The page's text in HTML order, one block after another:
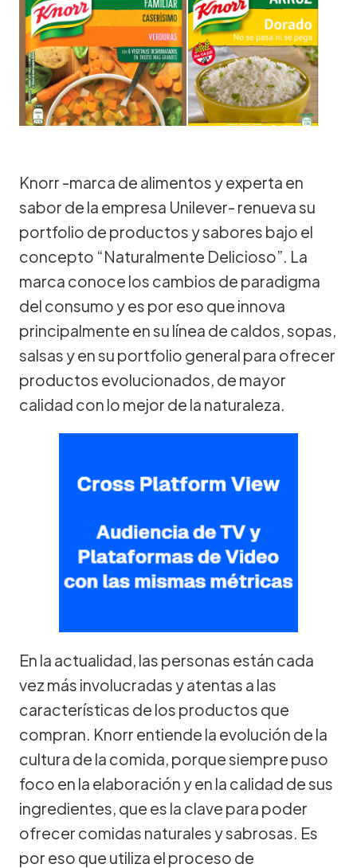
Knorr -marca de alimentos y experta en
sabor de la empresa Unilever- renueva su
portfolio de productos y sabores bajo el
concepto “Naturalmente Delicioso”. La
marca conoce los cambios de paradigma
del consumo y es por eso que innova
principalmente en su línea de caldos, sopas,
salsas y en su portfolio general para ofrecer
productos evolucionados, de mayor
calidad con lo mejor de la naturaleza.
En la actualidad, las personas están cada
vez más involucradas y atentas a las
características de los productos que
compran. Knorr entiende la evolución de la
cultura de la comida, porque siempre puso
foco en la elaboración y en la calidad de sus
ingredientes, que es la clave para poder
ofrecer comidas naturales y sabrosas. Es
por eso que utiliza el proceso de